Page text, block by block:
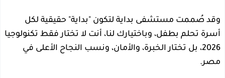
وقد صُممت مستشفى بداية لتكون "بداية" حقيقية لكل
أسرة تحلم بطفل، وباختيارك لنا، أنت لا تختار فقط تكنولوجيا
2026، بل تختار الخبرة، والأمان، ونسب النجاح الأعلى في
مصر.